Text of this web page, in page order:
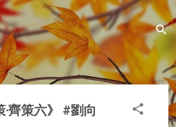
齊策六》 #劉向